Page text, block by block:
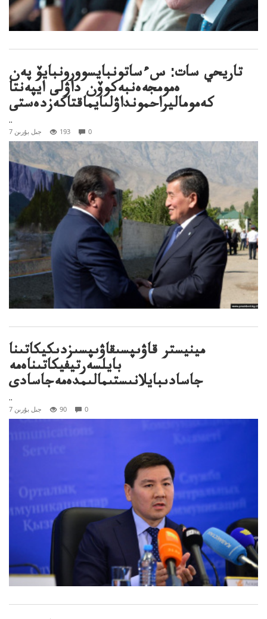
تاريحي سات: سءساتونبايسوورونبايۆ پەن
ەمومجەەنبەكوۆن داۋلى ايپەنتا
كەموماليراحمونداۋلىايماقتاكەزدەستى
..
7 جىل بۇرىن 193 0
مينيستر قاۋىپسىقاۋىپسىزدىكيكاتىنا
بايلسەرتيفيكاتىناەمە
جاسادىبايلانىستىمالىمدەمەجاسادى
..
7 جىل بۇرىن 90 0